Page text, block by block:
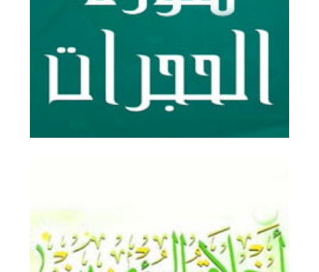
من خلال سورة الحجرات
أخلاق المؤمنين والمؤمنات